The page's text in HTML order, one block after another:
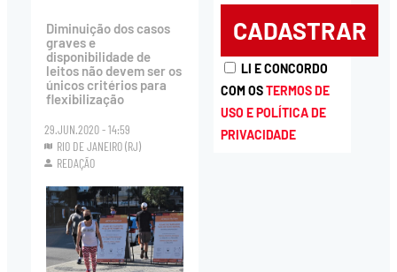
Diminuição dos casos
graves e
disponibilidade de
leitos não devem ser os
únicos critérios para
flexibilização
29.JUN.2020 - 14:59
RIO DE JANEIRO (RJ)
REDAÇÃO
LI E CONCORDO
COM OSTERMOS DE
USO E POLÍTICA DE
PRIVACIDADE